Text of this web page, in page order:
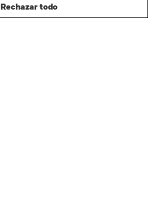
REGISTRARSE
Rechazar todo